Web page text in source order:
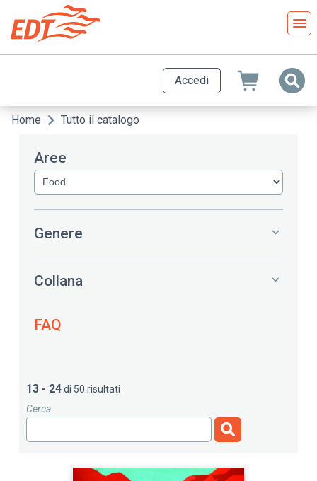
contenuto
principale
Accedi
Briciole
pane
Home Tutto il catalogo
Aree
Genere
Collana
FAQ
13 - 24di 50 risultati
Cerca